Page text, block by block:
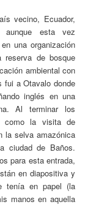
vecino, Ecuador,
esta vez
una organización
reserva de bosque
ambiental con
fui a Otavalo donde
inglés en una
Al terminar los
como la visita de
la selva amazónica
ciudad de Baños.
para esta entrada,
en diapositiva y
tenía en papel (la
manos en aquella